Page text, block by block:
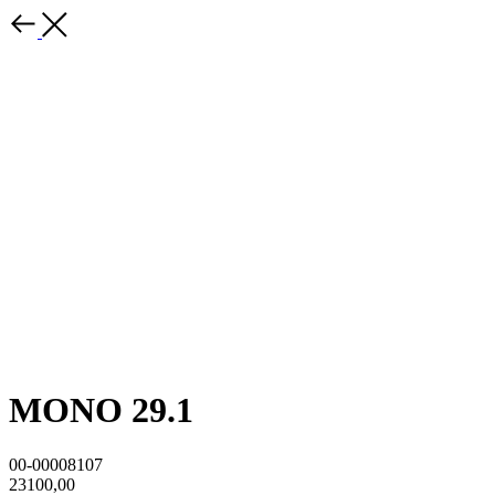
MONO 29.1
00-00008107
23100,00